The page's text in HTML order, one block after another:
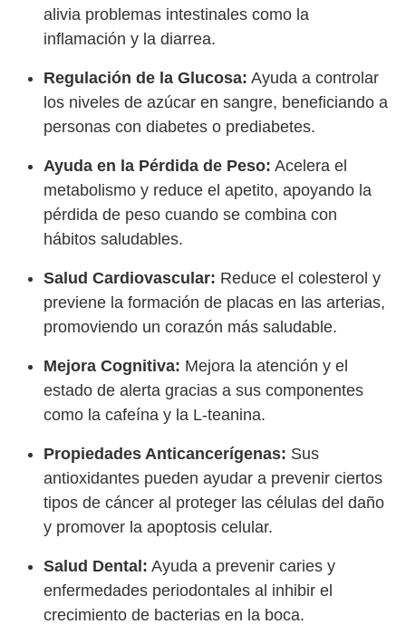
alivia problemas intestinales como la
inflamación y la diarrea.
Regulación de la Glucosa: Ayuda a controlar
los niveles de azúcar en sangre, beneficiando a
personas con diabetes o prediabetes.
Ayuda en la Pérdida de Peso: Acelera el
metabolismo y reduce el apetito, apoyando la
pérdida de peso cuando se combina con
hábitos saludables.
Salud Cardiovascular: Reduce el colesterol y
previene la formación de placas en las arterias,
promoviendo un corazón más saludable.
Mejora Cognitiva: Mejora la atención y el
estado de alerta gracias a sus componentes
como la cafeína y la L-teanina.
Propiedades Anticancerígenas: Sus
antioxidantes pueden ayudar a prevenir ciertos
tipos de cáncer al proteger las células del daño
y promover la apoptosis celular.
Salud Dental: Ayuda a prevenir caries y
enfermedades periodontales al inhibir el
crecimiento de bacterias en la boca.